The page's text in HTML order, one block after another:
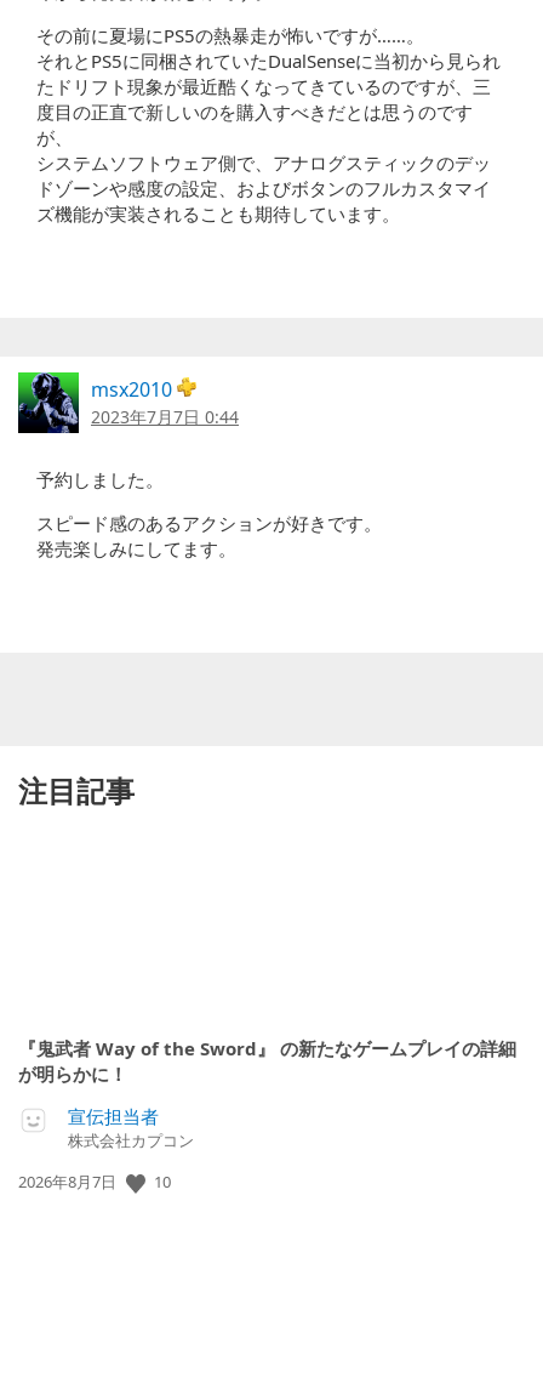
その前に夏場にPS5の熱暴走が怖いですが……。
それとPS5に同梱されていたDualSenseに当初から見られ
たドリフト現象が最近酷くなってきているのですが、三
度目の正直で新しいのを購入すべきだとは思うのです
が、
システムソフトウェア側で、アナログスティックのデッ
ドゾーンや感度の設定、およびボタンのフルカスタマイ
ズ機能が実装されることも期待しています。
msx2010
2023年7月7日 0:44
予約しました。
スピード感のあるアクションが好きです。
発売楽しみにしてます。
注目記事
『鬼武者 Way of the Sword』 の新たなゲームプレイの詳細
が明らかに！
宣伝担当者
株式会社カプコン
公
2026年8月7日 10